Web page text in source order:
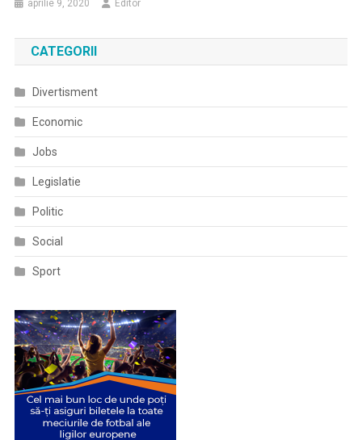
aprilie 9, 2020 Editor
CATEGORII
Divertisment
Economic
Jobs
Legislatie
Politic
Social
Sport